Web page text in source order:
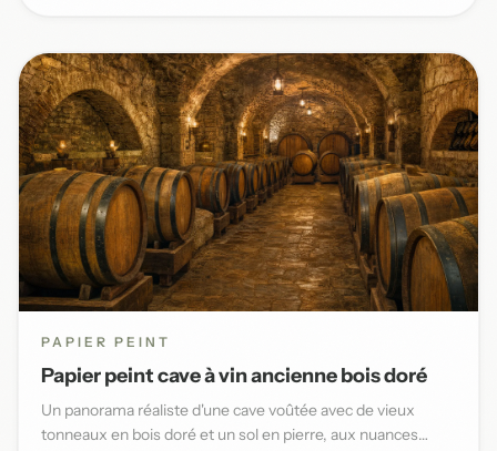
PAPIER PEINT
Papier peint cave à vin ancienne bois doré
Un panorama réaliste d'une cave voûtée avec de vieux
tonneaux en bois doré et un sol en pierre, aux nuances